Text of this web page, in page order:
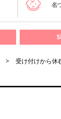
名
受け付けから休